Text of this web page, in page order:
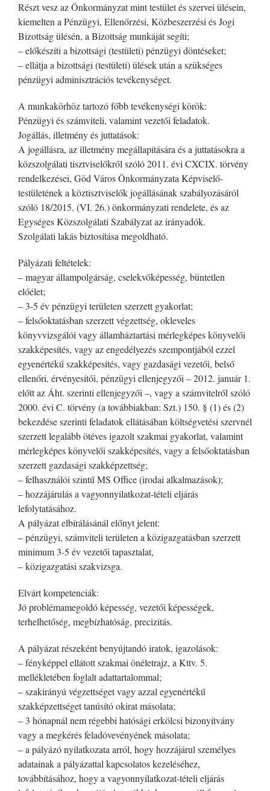
Részt vesz az Önkormányzat mint testület és szervei ülésein,
kiemelten a Pénzügyi, Ellenőrzési, Közbeszerzési és Jogi
Bizottság ülésén, a Bizottság munkáját segíti;
– előkészíti a bizottsági (testületi) pénzügyi döntéseket;
– ellátja a bizottsági (testületi) ülések után a szükséges
pénzügyi adminisztrációs tevékenységet.
A munkakörhöz tartozó főbb tevékenységi körök:
Pénzügyi és számviteli, valamint vezetői feladatok.
Jogállás, illetmény és juttatások:
A jogállásra, az illetmény megállapítására és a juttatásokra a
közszolgálati tisztviselőkről szóló 2011. évi CXCIX. törvény
rendelkezései, Göd Város Önkormányzata Képviselő-
testületének a köztisztviselők jogállásának szabályozásáról
szóló 18/2015. (VI. 26.) önkormányzati rendelete, és az
Egységes Közszolgálati Szabályzat az irányadók.
Szolgálati lakás biztosítása megoldható.
Pályázati feltételek:
– magyar állampolgárság, cselekvőképesség, büntetlen
előélet;
– 3-5 év pénzügyi területen szerzett gyakorlat;
– felsőoktatásban szerzett végzettség, okleveles
könyvvizsgálói vagy államháztartási mérlegképes könyvelői
szakképesítés, vagy az engedélyezés szempontjából ezzel
egyenértékű szakképesítés, vagy gazdasági vezetői, belső
ellenőri, érvényesítői, pénzügyi ellenjegyzői – 2012. január 1.
előtt az Áht. szerinti ellenjegyzői –, vagy a számvitelről szóló
2000. évi C. törvény (a továbbiakban: Szt.) 150. § (1) és (2)
bekezdése szerinti feladatok ellátásában költségvetési szervnél
szerzett legalább ötéves igazolt szakmai gyakorlat, valamint
mérlegképes könyvelői szakképesítés, vagy a felsőoktatásban
szerzett gazdasági szakképzettség;
– felhasználói szintű MS Office (irodai alkalmazások);
– hozzájárulás a vagyonnyilatkozat-tételi eljárás
lefolytatásához.
A pályázat elbírálásánál előnyt jelent:
– pénzügyi, számviteli területen a közigazgatásban szerzett
minimum 3-5 év vezetői tapasztalat,
– közigazgatási szakvizsga.
Elvárt kompetenciák:
Jó problémamegoldó képesség, vezetői képességek,
terhelhetőség, megbízhatóság, precizitás.
A pályázat részeként benyújtandó iratok, igazolások:
– fényképpel ellátott szakmai önéletrajz, a Kttv. 5.
mellékletében foglalt adattartalommal;
– szakirányú végzettséget vagy azzal egyenértékű
szakképzettséget tanúsító okirat másolata;
– 3 hónapnál nem régebbi hatósági erkölcsi bizonyítvány
vagy a megkérés feladóvevényének másolata;
– a pályázó nyilatkozata arról, hogy hozzájárul személyes
adatainak a pályázattal kapcsolatos kezeléséhez,
továbbításához, hogy a vagyonnyilatkozat-tételi eljárás